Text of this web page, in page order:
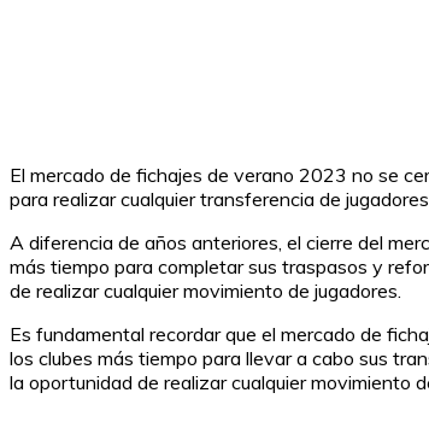
El mercado de fichajes de verano 2023 no se
para realizar cualquier transferencia de
A diferencia de años anteriores, el cierre del
más tiempo para completar sus traspasos y
de realizar cualquier movimiento de jugadores.
Es fundamental recordar que el mercado de
los clubes más tiempo para llevar a cabo sus
la oportunidad de realizar cualquier movimiento